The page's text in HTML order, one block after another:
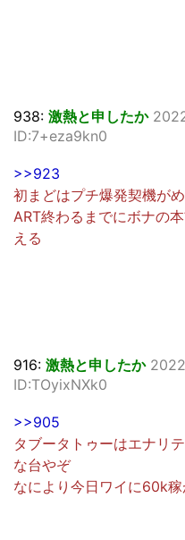
938: 激熱と申したか
ID:7+eza9kn0
>>923
初まどはプチ爆発契機が
ART終わるまでにボナの
える
916: 激熱と申したか
ID:TOyixNXk0
>>905
タブータトゥーはエナリ
な台やぞ
なにより今日ワイに60k